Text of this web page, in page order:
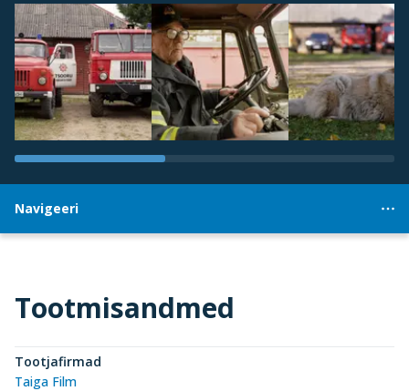
Navigeeri
Tootmisandmed
Tootjafirmad
Taiga Film